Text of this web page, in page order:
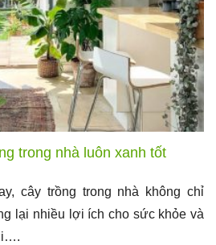
trong nhà luôn xanh tốt
cây trồng trong nhà không chỉ
lại nhiều lợi ích cho sức khỏe và